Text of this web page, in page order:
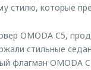
стилю, которые
OMODA C5,
стильные
флагман OMODA